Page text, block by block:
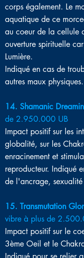
corps également. Le
aquatique de ce
au coeur de la cellule
ouverture spirituelle
Lumière.
Indiqué en cas de
autres maux physiques.
14. Shamanic
de 2.950.000 UB
Impact positif sur les
globalité, sur les
enracinement et
reproducteur. Indiqué
de l'ancrage,
15. Transmutation
vibre à plus de
Impact positif sur le
3ème Oeil et le